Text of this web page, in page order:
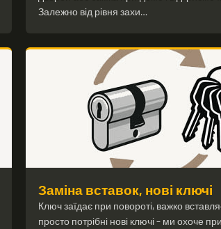
Залежно від рівня захи…
Заміна вставок, нові ключі
Ключ заїдає при повороті, важко
просто потрібні нові ключі – ми охоче